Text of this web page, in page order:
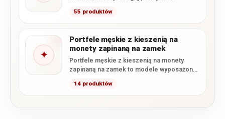
55 produktów
✦
Portfele męskie z kieszenią na
monety zapinaną na zamek
Portfele męskie z kieszenią na monety
zapinaną na zamek to modele wyposażone
14 produktów